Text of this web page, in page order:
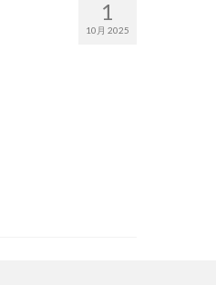
1
10月 2025